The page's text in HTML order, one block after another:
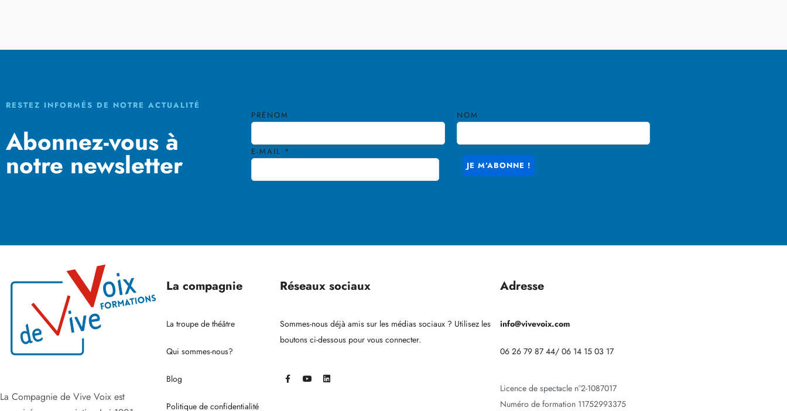
RESTEZ INFORMÉS DE NOTRE ACTUALITÉ
Abonnez-vous à
notre newsletter
PRÉNOM NOM
E-MAIL *
La Compagnie de Vive Voix est
La compagnie
La troupe de théâtre
Qui sommes-nous?
Blog
Politique de confidentialité
Réseaux sociaux
Sommes-nous déjà amis sur les médias sociaux ? Utilisez les
boutons ci-dessous pour vous connecter.
Adresse
info@vivevoix.com
06 26 79 87 44/ 06 14 15 03 17
Licence de spectacle n°2-1087017
Numéro de formation 11752993375